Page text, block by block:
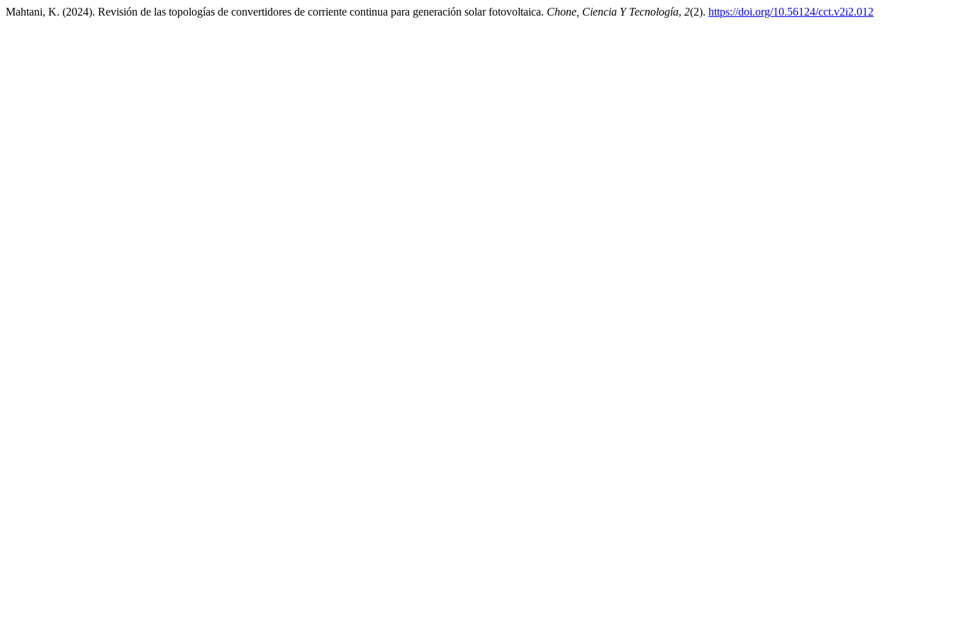
Mahtani, K. (2024). Revisión de las topologías de convertidores de corriente continua para generación solar fotovoltaica. Chone, Ciencia Y Tecnología, 2(2). https://doi.org/10.56124/cct.v2i2.012